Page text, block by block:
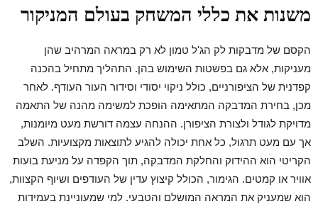
משנות את כללי המשחק בעולם המניקור
הקסם של מדבקות לק הג'ל טמון לא רק במראה המרהיב שהן
מעניקות, אלא גם בפשטות השימוש בהן. התהליך מתחיל בהכנה
קפדנית של הציפורניים, כולל ניקוי יסודי וסידור העור העודף. לאחר
מכן, בחירת המדבקה המתאימה הופכת למשימה מהנה של התאמה
מדויקת לגודל ולצורת הציפורן. ההנחה עצמה דורשת מעט מיומנות,
אך עם מעט תרגול, כל אחת יכולה להגיע לתוצאות מקצועיות. השלב
הקריטי הוא ההידוק והחלקת המדבקה, תוך הקפדה על מניעת בועות
אוויר או קמטים. הגימור, הכולל קיצוץ עדין של העודפים ושיוף הקצוות,
הוא שמעניק את המראה המושלם והטבעי. למי שמעוניינת בעמידות